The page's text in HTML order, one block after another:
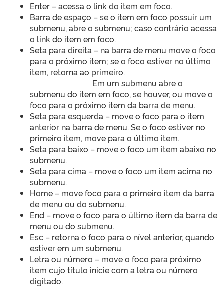
Enter – acessa o link do item em foco.
Barra de espaço – se o item em foco possuir um
submenu, abre o submenu; caso contrário acessa
o link do item em foco.
Seta para direita – na barra de menu move o foco
para o próximo item; se o foco estiver no último
item, retorna ao primeiro.
Em um submenu abre o
submenu do item em foco, se houver, ou move o
foco para o próximo item da barra de menu.
Seta para esquerda – move o foco para o item
anterior na barra de menu. Se o foco estiver no
primeiro item, move para o último item.
Seta para baixo – move o foco um item abaixo no
submenu.
Seta para cima – move o foco um item acima no
submenu.
Home – move foco para o primeiro item da barra
de menu ou do submenu.
End – move o foco para o último item da barra de
menu ou do submenu.
Esc – retorna o foco para o nível anterior, quando
estiver em um submenu.
Letra ou número – move o foco para próximo
item cujo título inicie com a letra ou número
digitado.